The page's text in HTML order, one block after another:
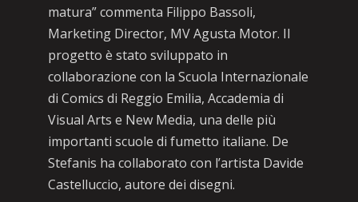
matura” commenta Filippo Bassoli,
Marketing Director, MV Agusta Motor. Il
progetto è stato sviluppato in
collaborazione con la Scuola Internazionale
di Comics di Reggio Emilia, Accademia di
Visual Arts e New Media, una delle più
importanti scuole di fumetto italiane. De
Stefanis ha collaborato con l’artista Davide
Castelluccio, autore dei disegni.